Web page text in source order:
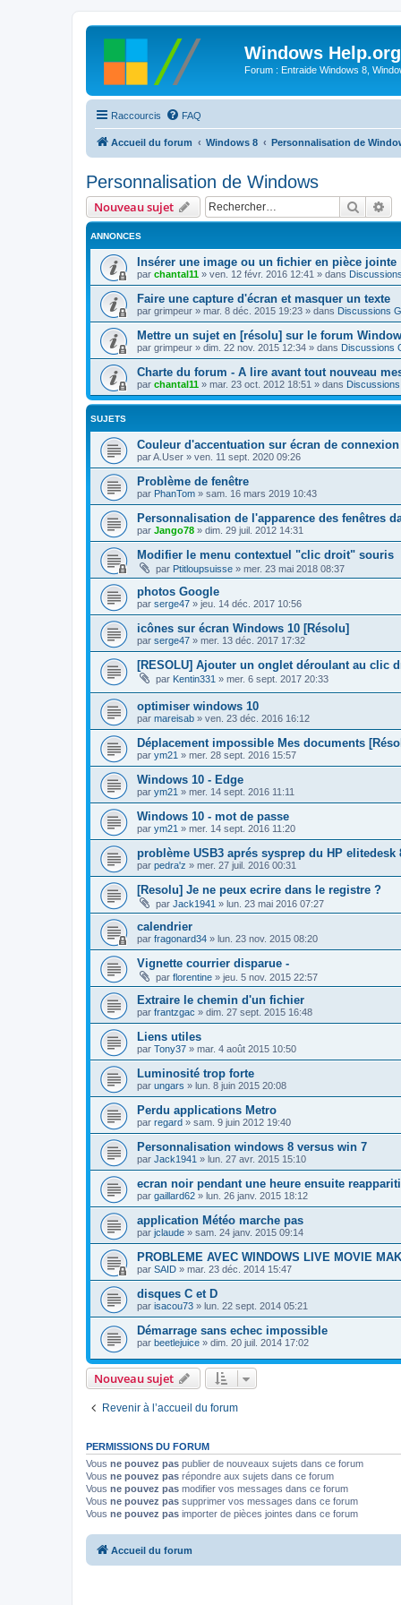
Windows Help.org
Forum : Entraide Windows 8,
Raccourcis FAQ
Accueil du forum Windows 8 Personnalisation de
Personnalisation de Windows
Nouveau sujet
ANNONCES
Insérer une image ou un fichier en pièce jointe
par chantal11 » ven. 12 févr. 2016 12:41 » dans
Faire une capture d'écran et masquer un texte
par grimpeur » mar. 8 déc. 2015 19:23 » dans Discussions
Mettre un sujet en [résolu] sur le forum
par grimpeur » dim. 22 nov. 2015 12:34 » dans Discussions
Charte du forum - A lire avant tout nouveau
par chantal11 » mar. 23 oct. 2012 18:51 » dans
SUJETS
Couleur d'accentuation sur écran de connexion
parA.User » ven. 11 sept. 2020 09:26
Problème de fenêtre
par PhanTom » sam. 16 mars 2019 10:43
Personnalisation de l'apparence des fenêtres
par Jango78 » dim. 29 juil. 2012 14:31
Modifier le menu contextuel "clic droit" souris
par Ptitloupsuisse » mer. 23 mai 2018 08:37
photos Google
par serge47 » jeu. 14 déc. 2017 10:56
icônes sur écran Windows 10 [Résolu]
par serge47 » mer. 13 déc. 2017 17:32
[RESOLU] Ajouter un onglet déroulant au clic
par Kentin331 » mer. 6 sept. 2017 20:33
optimiser windows 10
par mareisab » ven. 23 déc. 2016 16:12
Déplacement impossible Mes documents
par ym21 » mer. 28 sept. 2016 15:57
Windows 10 - Edge
par ym21 » mer. 14 sept. 2016 11:11
Windows 10 - mot de passe
par ym21 » mer. 14 sept. 2016 11:20
problème USB3 aprés sysprep du HP elitedesk
par pedra'z » mer. 27 juil. 2016 00:31
[Resolu] Je ne peux ecrire dans le registre ?
par Jack1941 » lun. 23 mai 2016 07:27
calendrier
par fragonard34 » lun. 23 nov. 2015 08:20
Vignette courrier disparue -
par florentine » jeu. 5 nov. 2015 22:57
Extraire le chemin d'un fichier
par frantzgac » dim. 27 sept. 2015 16:48
Liens utiles
par Tony37 » mar. 4 août 2015 10:50
Luminosité trop forte
par ungars » lun. 8 juin 2015 20:08
Perdu applications Metro
par regard » sam. 9 juin 2012 19:40
Personnalisation windows 8 versus win 7
par Jack1941 » lun. 27 avr. 2015 15:10
ecran noir pendant une heure ensuite
par gaillard62 » lun. 26 janv. 2015 18:12
application Météo marche pas
par jclaude » sam. 24 janv. 2015 09:14
PROBLEME AVEC WINDOWS LIVE MOVIE
par SAID » mar. 23 déc. 2014 15:47
disques C et D
par isacou73 » lun. 22 sept. 2014 05:21
Démarrage sans echec impossible
par beetlejuice » dim. 20 juil. 2014 17:02
Nouveau sujet
Revenir à l’accueil du forum
PERMISSIONS DU FORUM
Vous ne pouvez pas publier de nouveaux sujets dans ce forum
Vous ne pouvez pas répondre aux sujets dans ce forum
Vous ne pouvez pas modifier vos messages dans ce forum
Vous ne pouvez pas supprimer vos messages dans ce forum
Vous ne pouvez pas importer de pièces jointes dans ce forum
Accueil du forum